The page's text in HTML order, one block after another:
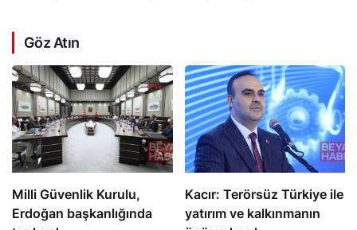
Göz Atın
Milli Güvenlik Kurulu,
Erdoğan başkanlığında
Kacır: Terörsüz Türkiye ile
yatırım ve kalkınmanın